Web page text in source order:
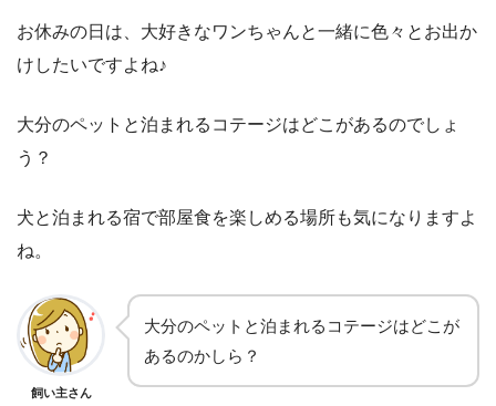
お休みの日は、大好きなワンちゃんと一緒に色々とお出か
けしたいですよね♪
大分のペットと泊まれるコテージはどこがあるのでしょ
う？
犬と泊まれる宿で部屋食を楽しめる場所も気になりますよ
ね。
飼い主さん
大分のペットと泊まれるコテージはどこが
あるのかしら？